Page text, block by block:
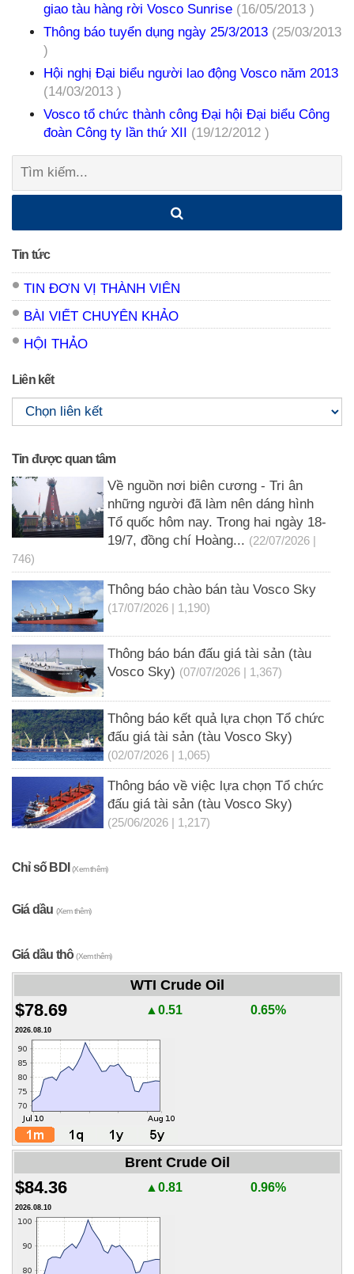
giao tàu hàng rời Vosco Sunrise (16/05/2013 )
Thông báo tuyển dụng ngày 25/3/2013 (25/03/2013
)
Hội nghị Đại biểu người lao động Vosco năm 2013
(14/03/2013 )
Vosco tổ chức thành công Đại hội Đại biểu Công
đoàn Công ty lần thứ XII (19/12/2012 )
Tìm
Tin tức
TIN ĐƠN VỊ THÀNH VIÊN
BÀI VIẾT CHUYÊN KHẢO
HỘI THẢO
Liên kết
Tin được quan tâm
Về nguồn nơi biên cương - Tri ân
những người đã làm nên dáng hình
Tổ quốc hôm nay. Trong hai ngày 18-
19/7, đồng chí Hoàng... (22/07/2026 |
746)
Thông báo chào bán tàu Vosco Sky
(17/07/2026 | 1,190)
Thông báo bán đấu giá tài sản (tàu
Vosco Sky) (07/07/2026 | 1,367)
Thông báo kết quả lựa chọn Tổ chức
đấu giá tài sản (tàu Vosco Sky)
(02/07/2026 | 1,065)
Thông báo về việc lựa chọn Tổ chức
đấu giá tài sản (tàu Vosco Sky)
(25/06/2026 | 1,217)
Chỉ số BDI(Xem thêm)
Giá dầu (Xem thêm)
Giá dầu thô(Xem thêm)
WTI Crude Oil
$78.69 ▲0.51 0.65%
2026.08.10
Brent Crude Oil
$84.36 ▲0.81 0.96%
2026.08.10